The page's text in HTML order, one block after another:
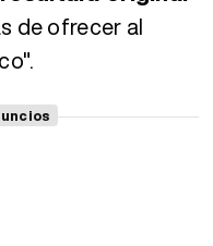
de ofrecer al